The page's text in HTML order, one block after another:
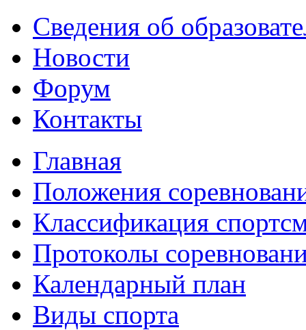
Сведения об
Новости
Форум
Контакты
Главная
Положения
Классификация
Протоколы
Календарный план
Виды спорта